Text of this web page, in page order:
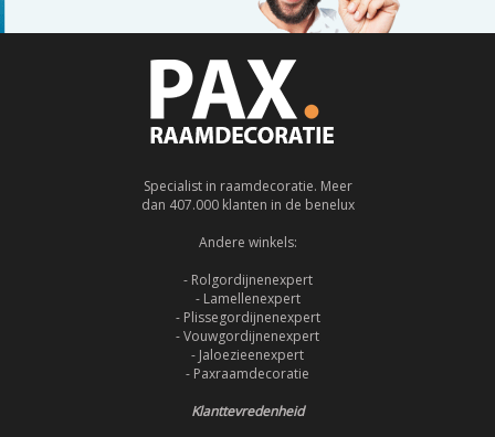
Specialist in raamdecoratie. Meer
dan 407.000 klanten in de benelux
Andere winkels:
- Rolgordijnenexpert
- Lamellenexpert
- Plissegordijnenexpert
- Vouwgordijnenexpert
- Jaloezieenexpert
- Paxraamdecoratie
Klanttevredenheid